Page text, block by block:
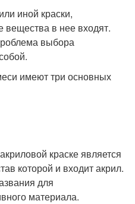
иной краски,
вещества в нее входят.
выбора
имеют три основных
краске является
которой и входит акрил.
для
материала.